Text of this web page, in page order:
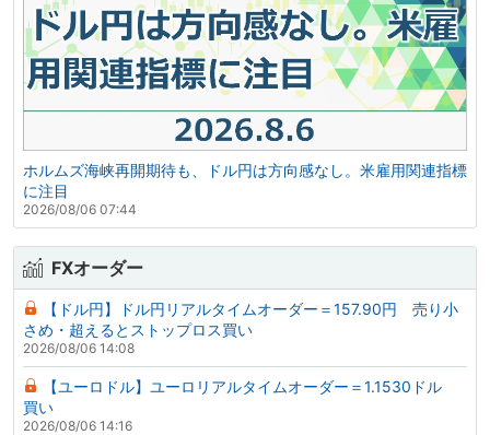
ホルムズ海峡再開期待も、ドル円は方向感なし。米雇用関連指標
に注目
2026/08/06 07:44
FXオーダー
【ドル円】ドル円リアルタイムオーダー＝157.90円 売り小
さめ・超えるとストップロス買い
2026/08/06 14:08
【ユーロドル】ユーロリアルタイムオーダー＝1.1530ドル
買い
2026/08/06 14:16